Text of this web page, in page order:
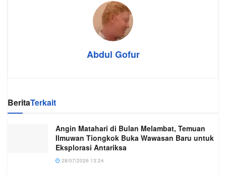
Abdul Gofur
BeritaTerkait
Angin Matahari di Bulan Melambat, Temuan
Ilmuwan Tiongkok Buka Wawasan Baru untuk
Eksplorasi Antariksa
28/07/2026 13:24